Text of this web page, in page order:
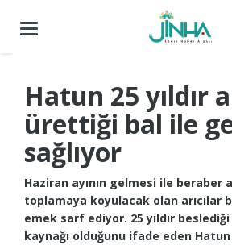
Menüyü
Hatun 25 yıldır
ürettiği bal ile
sağlıyor
Haziran ayının gelmesi ile beraber
toplamaya koyulacak olan arıcılar
emek sarf ediyor. 25 yıldır beslediği
kaynağı olduğunu ifade eden